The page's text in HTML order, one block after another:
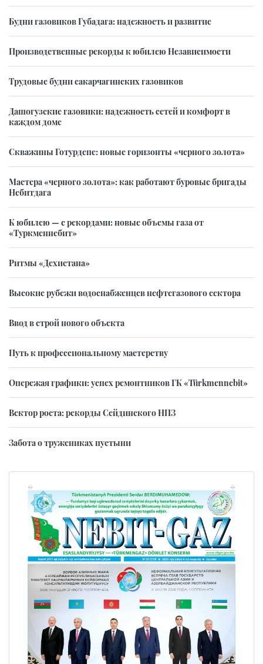
Будни газовиков Губадага: надежность и развитие
Производственные рекорды к юбилею Независимости
Трудовые будни сакарчагинских газовиков
Дашогузские газовики: надежность сетей и комфорт в
каждом доме
Скважины Готурдепе: новые горизонты «черного золота»
Мастера «черного золота»: как работают буровые бригады
Небитдага
К юбилею — с рекордами: новые объемы газа от
«Туркменнебит»
Ритмы «Дехистана»
Высокие рубежи водоснабженцев нефтегазового сектора
Ввод в строй нового объекта
Путь к профессиональному мастерству
Опережая графики: успех ремонтников ГК «Türkmennebit»
Вектор роста: рекорды Сейдинского НПЗ
Забота о тружениках пустыни